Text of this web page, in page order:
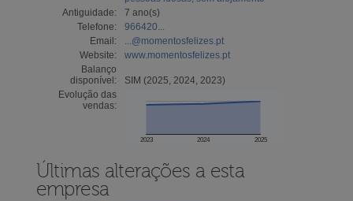
Antiguidade:
7 ano(s)
Telefone:
966420...
Email:
...@momentosfelizes.pt
Website:
www.momentosfelizes.pt
Balanço
disponível:
SIM (2025, 2024, 2023)
Evolução das
vendas:
2023 2024 2025
Últimas alterações a esta
empresa